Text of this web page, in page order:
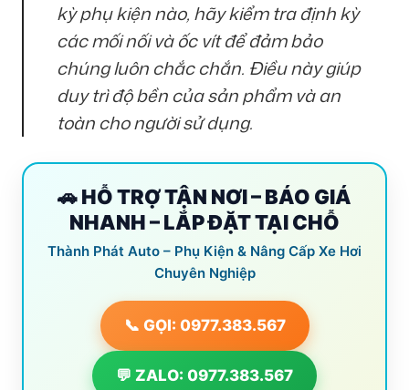
kỳ phụ kiện nào, hãy kiểm tra định kỳ
các mối nối và ốc vít để đảm bảo
chúng luôn chắc chắn. Điều này giúp
duy trì độ bền của sản phẩm và an
toàn cho người sử dụng.
🚗 HỖ TRỢ TẬN NƠI – BÁO GIÁ
NHANH – LẮP ĐẶT TẠI CHỖ
Thành Phát Auto – Phụ Kiện & Nâng Cấp Xe Hơi
Chuyên Nghiệp
📞 GỌI: 0977.383.567
💬 ZALO: 0977.383.567